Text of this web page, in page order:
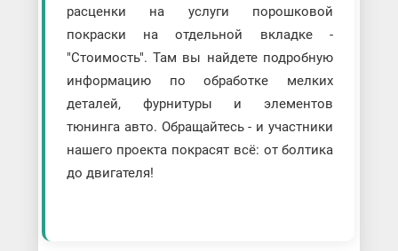
расценки на услуги порошковой
покраски на отдельной вкладке -
"Стоимость". Там вы найдете подробную
информацию по обработке мелких
деталей, фурнитуры и элементов
тюнинга авто. Обращайтесь - и участники
нашего проекта покрасят всё: от болтика
до двигателя!